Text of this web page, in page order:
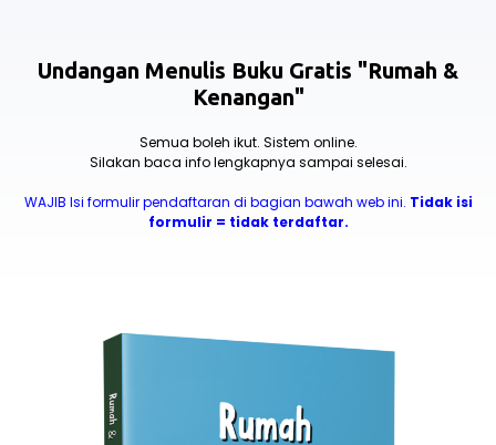
Undangan Menulis Buku Gratis "Rumah &
Kenangan"
Semua boleh ikut. Sistem online.
Silakan baca info lengkapnya sampai selesai.
WAJIB Isi formulir pendaftaran di bagian bawah web ini. Tidak isi
formulir = tidak terdaftar.